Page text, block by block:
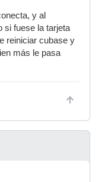
y al
si fuese la tarjeta
reiniciar cubase y
más le pasa